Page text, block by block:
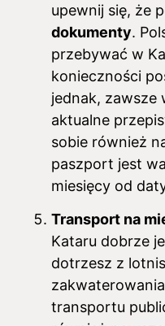
upewnij się, że
dokumenty.
przebywać w
konieczności
jednak,
aktualne
sobie również
paszport jest
miesięcy od
Transport na
Kataru dobrze
dotrzesz z
transportu